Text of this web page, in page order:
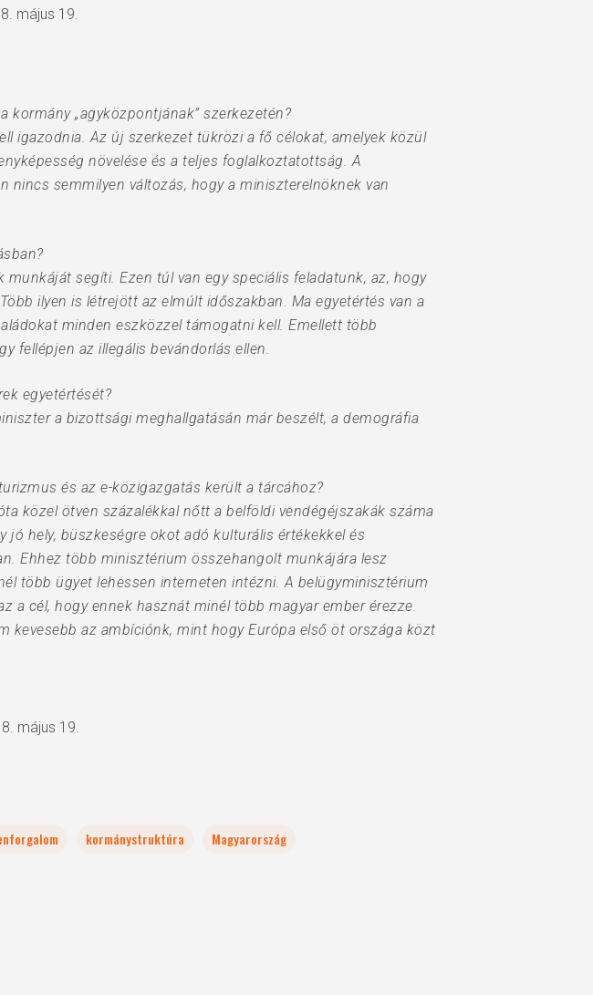
május 19.
„agyközpontjának” szerkezetén?
igazodnia. Az új szerkezet tükrözi a fő célokat, amelyek közül
növelése és a teljes foglalkoztatottság. A
nincs semmilyen változás, hogy a miniszterelnöknek van
segíti. Ezen túl van egy speciális feladatunk, az, hogy
ilyen is létrejött az elmúlt időszakban. Ma egyetértés van a
minden eszközzel támogatni kell. Emellett több
fellépjen az illegális bevándorlás ellen.
egyetértését?
a bizottsági meghallgatásán már beszélt, a demográfia
és az e-közigazgatás került a tárcához?
közel ötven százalékkal nőtt a belföldi vendégéjszakák száma
hely, büszkeségre okot adó kulturális értékekkel és
Ehhez több minisztérium összehangolt munkájára lesz
több ügyet lehessen interneten intézni. A belügyminisztérium
cél, hogy ennek hasznát minél több magyar ember érezze.
kevesebb az ambíciónk, mint hogy Európa első öt országa közt
május 19.
kormánystruktúra
Magyarország